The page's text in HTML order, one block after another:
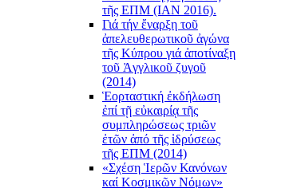
τῆς ΕΠΜ (ΙΑΝ 2016).
Γιά τήν ἔναρξη τοῦ
ἀπελευθερωτικοῦ ἀγώνα
τῆς Κύπρου γιά ἀποτίναξη
τοῦ Ἀγγλικοῦ ζυγοῦ
(2014)
Ἑορταστική ἐκδήλωση
ἐπί τῇ εὐκαιρίᾳ τῆς
συμπληρώσεως τριῶν
ἐτῶν ἀπό τῆς ἱδρύσεως
τῆς ΕΠΜ (2014)
«Σχέση Ἱερῶν Κανόνων
καί Κοσμικῶν Νόμων»